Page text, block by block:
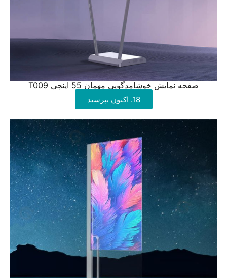
صفحه نمایش خوشامدگویی مهمان 55 اینچی T009
18. اکنون بپرسید